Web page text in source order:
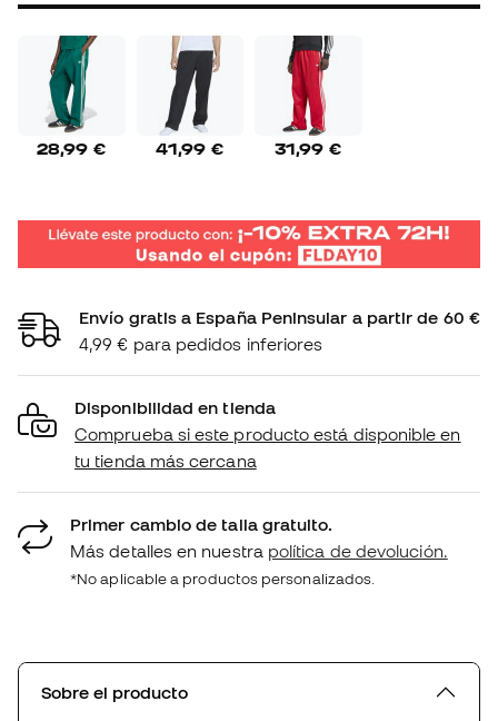
28,99 € 41,99 € 31,99 €
Envío gratis a España Peninsular a partir de 60 €
4,99 € para pedidos inferiores
Disponibilidad en tienda
Comprueba si este producto está disponible en
tu tienda más cercana
Primer cambio de talla gratuito.
Más detalles en nuestra política de devolución.
*No aplicable a productos personalizados.
Sobre el producto